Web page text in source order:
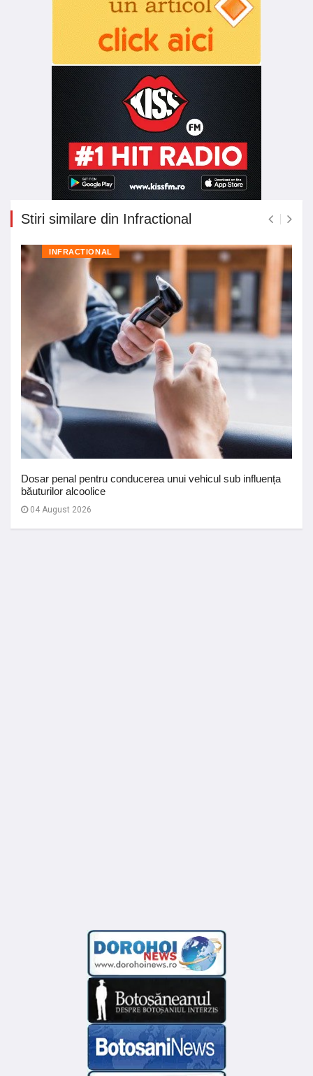
Stiri similare din Infractional
INFRACTIONAL
Dosar penal pentru conducerea unui vehicul sub influența
băuturilor alcoolice
04 August 2026